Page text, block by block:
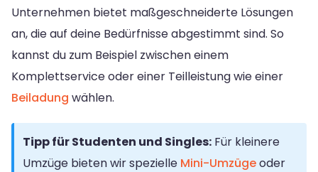
Unternehmen bietet maßgeschneiderte Lösungen
an, die auf deine Bedürfnisse abgestimmt sind. So
kannst du zum Beispiel zwischen einem
Komplettservice oder einer Teilleistung wie einer
Beiladung wählen.
Tipp für Studenten und Singles: Für kleinere
Umzüge bieten wir spezielle Mini-Umzügeoder